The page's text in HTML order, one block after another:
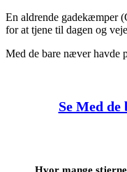
En aldrende gadekæmper
for at tjene til dagen og
Med de bare næver havde
Se Med